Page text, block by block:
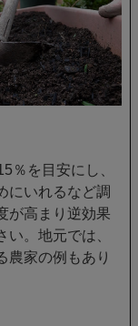
％を目安にし、
にいれるなど調
が高まり逆効果
。地元では、
農家の例もあり